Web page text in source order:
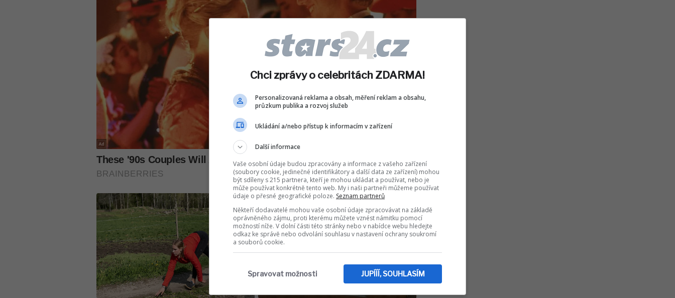
Chci zprávy o celebritách ZDARMA!
Personalizovaná reklama a obsah, měření reklam a obsahu,
průzkum publika a rozvoj služeb
Ukládání a/nebo přístup k informacím v zařízení
Další informace
Vaše osobní údaje budou zpracovány a informace z vašeho zařízení
(soubory cookie, jedinečné identifikátory a další data ze zařízení) mohou
být sdíleny s 215 partnera, kteří je mohou ukládat a používat, nebo je
může používat konkrétně tento web. My i naši partneři můžeme používat
údaje o přesné geografické poloze. Seznam partnerů
Někteří dodavatelé mohou vaše osobní údaje zpracovávat na základě
oprávněného zájmu, proti kterému můžete vznést námitku pomocí
možností níže. V dolní části této stránky nebo v nabídce webu hledejte
odkaz ke správě nebo odvolání souhlasu v nastavení ochrany soukromí
a souborů cookie.
JUPÍÍÍ, SOUHLASÍM
Spravovat možnosti